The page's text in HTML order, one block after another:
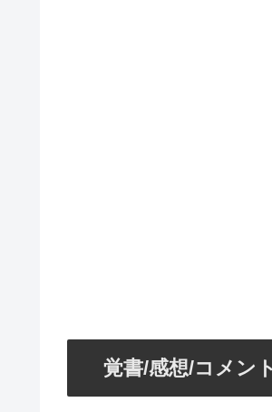
覚書/感想/コメント